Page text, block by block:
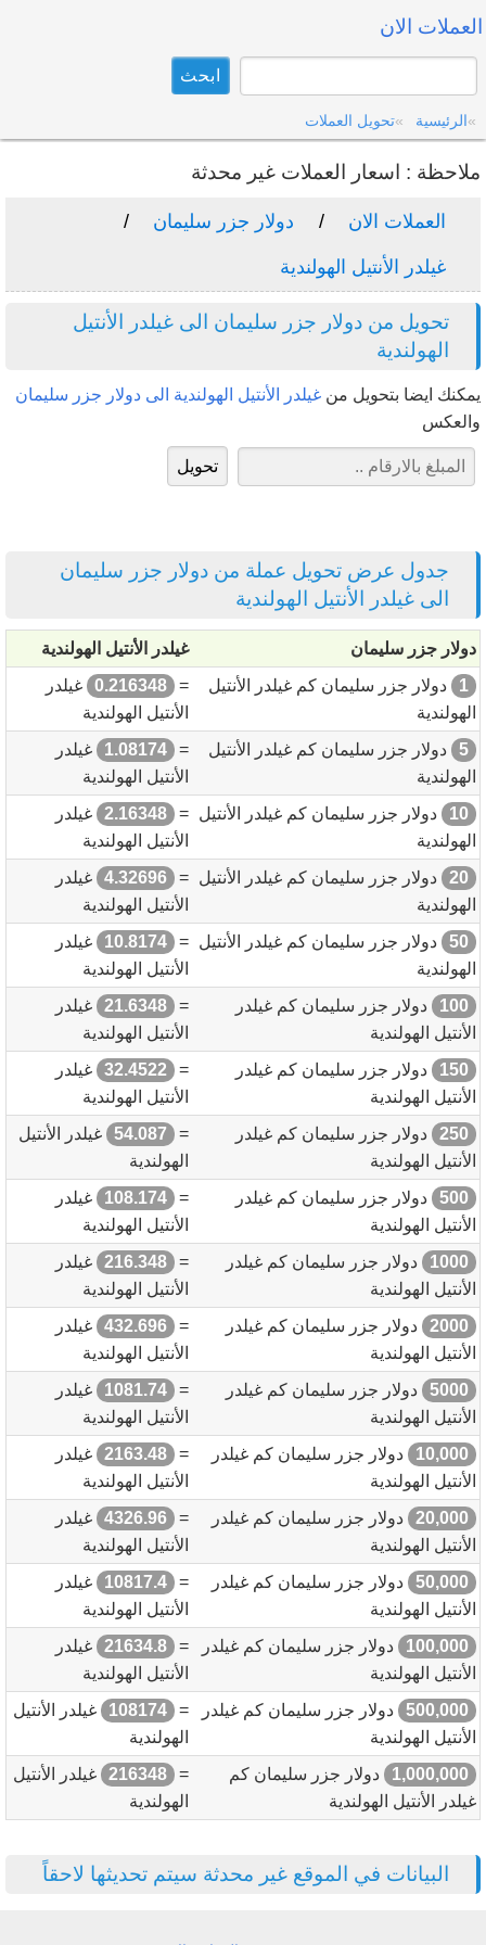
العملات الان
الرئيسية تحويل العملات
ملاحظة : اسعار العملات غير محدثة
العملات الان دولار جزر سليمان
غيلدر الأنتيل الهولندية
تحويل من دولار جزر سليمان الى غيلدر الأنتيل
الهولندية
يمكنك ايضا بتحويل من غيلدر الأنتيل الهولندية الى دولار جزر سليمان
والعكس
جدول عرض تحويل عملة من دولار جزر سليمان
الى غيلدر الأنتيل الهولندية
دولار جزر سليمان
غيلدر الأنتيل الهولندية
1
دولار جزر سليمان كم غيلدر الأنتيل
الهولندية
=
0.216348
غيلدر
الأنتيل الهولندية
5
دولار جزر سليمان كم غيلدر الأنتيل
الهولندية
=
1.08174
غيلدر
الأنتيل الهولندية
10
دولار جزر سليمان كم غيلدر الأنتيل
الهولندية
=
2.16348
غيلدر
الأنتيل الهولندية
20
دولار جزر سليمان كم غيلدر الأنتيل
الهولندية
=
4.32696
غيلدر
الأنتيل الهولندية
50
دولار جزر سليمان كم غيلدر الأنتيل
الهولندية
=
10.8174
غيلدر
الأنتيل الهولندية
100
دولار جزر سليمان كم غيلدر
الأنتيل الهولندية
=
21.6348
غيلدر
الأنتيل الهولندية
150
دولار جزر سليمان كم غيلدر
الأنتيل الهولندية
=
32.4522
غيلدر
الأنتيل الهولندية
250
دولار جزر سليمان كم غيلدر
الأنتيل الهولندية
=
54.087
غيلدر الأنتيل
الهولندية
500
دولار جزر سليمان كم غيلدر
الأنتيل الهولندية
=
108.174
غيلدر
الأنتيل الهولندية
1000
دولار جزر سليمان كم غيلدر
الأنتيل الهولندية
=
216.348
غيلدر
الأنتيل الهولندية
2000
دولار جزر سليمان كم غيلدر
الأنتيل الهولندية
=
432.696
غيلدر
الأنتيل الهولندية
5000
دولار جزر سليمان كم غيلدر
الأنتيل الهولندية
=
1081.74
غيلدر
الأنتيل الهولندية
10,000
دولار جزر سليمان كم غيلدر
الأنتيل الهولندية
=
2163.48
غيلدر
الأنتيل الهولندية
20,000
دولار جزر سليمان كم غيلدر
الأنتيل الهولندية
=
4326.96
غيلدر
الأنتيل الهولندية
50,000
دولار جزر سليمان كم غيلدر
الأنتيل الهولندية
=
10817.4
غيلدر
الأنتيل الهولندية
100,000
دولار جزر سليمان كم غيلدر
الأنتيل الهولندية
=
21634.8
غيلدر
الأنتيل الهولندية
500,000
دولار جزر سليمان كم غيلدر
الأنتيل الهولندية
=
108174
غيلدر الأنتيل
الهولندية
1,000,000
دولار جزر سليمان كم
غيلدر الأنتيل الهولندية
=
216348
غيلدر الأنتيل
الهولندية
البيانات في الموقع غير محدثة سيتم تحديثها لاحقاً